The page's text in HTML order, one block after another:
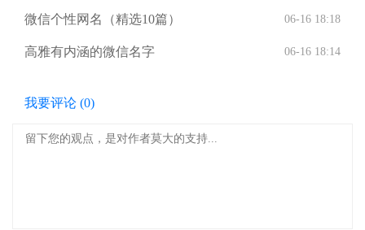
微信个性网名（精选10篇） 06-16 18:18
高雅有内涵的微信名字 06-16 18:14
我要评论 (0)